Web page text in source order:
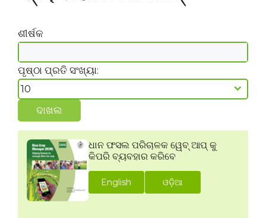
ଶୀର୍ଷକ
ପୃଷ୍ଠା ପ୍ରତି ସଂଖ୍ୟା:
ଦାଖଲ
ଧାନ ଫସଲ ପରିଚାଳକ ୱେବ୍ ଆପ୍ କୁ
କିପରି ବ୍ୟବହାର କରିବେ
English ଓଡ଼ିଆ